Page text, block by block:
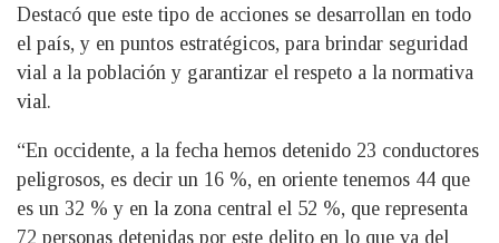
Destacó que este tipo de acciones se desarrollan en todo
el país, y en puntos estratégicos, para brindar seguridad
vial a la población y garantizar el respeto a la normativa
vial.
“En occidente, a la fecha hemos detenido 23 conductores
peligrosos, es decir un 16 %, en oriente tenemos 44 que
es un 32 % y en la zona central el 52 %, que representa
72 personas detenidas por este delito en lo que va del